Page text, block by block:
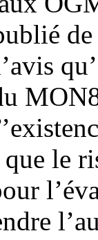
le